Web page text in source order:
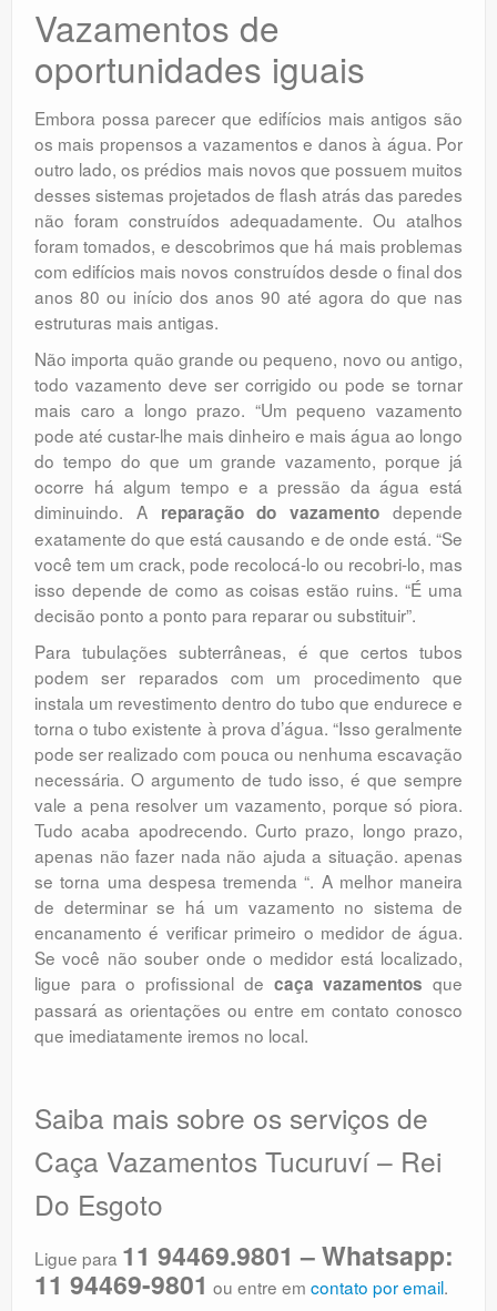
Vazamentos de
oportunidades iguais
Embora possa parecer que edifícios mais antigos são
os mais propensos a vazamentos e danos à água. Por
outro lado, os prédios mais novos que possuem muitos
desses sistemas projetados de flash atrás das paredes
não foram construídos adequadamente. Ou atalhos
foram tomados, e descobrimos que há mais problemas
com edifícios mais novos construídos desde o final dos
anos 80 ou início dos anos 90 até agora do que nas
estruturas mais antigas.
Não importa quão grande ou pequeno, novo ou antigo,
todo vazamento deve ser corrigido ou pode se tornar
mais caro a longo prazo. “Um pequeno vazamento
pode até custar-lhe mais dinheiro e mais água ao longo
do tempo do que um grande vazamento, porque já
ocorre há algum tempo e a pressão da água está
diminuindo. A reparação do vazamento depende
exatamente do que está causando e de onde está. “Se
você tem um crack, pode recolocá-lo ou recobri-lo, mas
isso depende de como as coisas estão ruins. “É uma
decisão ponto a ponto para reparar ou substituir”.
Para tubulações subterrâneas, é que certos tubos
podem ser reparados com um procedimento que
instala um revestimento dentro do tubo que endurece e
torna o tubo existente à prova d’água. “Isso geralmente
pode ser realizado com pouca ou nenhuma escavação
necessária. O argumento de tudo isso, é que sempre
vale a pena resolver um vazamento, porque só piora.
Tudo acaba apodrecendo. Curto prazo, longo prazo,
apenas não fazer nada não ajuda a situação. apenas
se torna uma despesa tremenda “. A melhor maneira
de determinar se há um vazamento no sistema de
encanamento é verificar primeiro o medidor de água.
Se você não souber onde o medidor está localizado,
ligue para o profissional de caça vazamentos que
passará as orientações ou entre em contato conosco
que imediatamente iremos no local.
Saiba mais sobre os serviços de
Caça Vazamentos Tucuruví – Rei
Do Esgoto
Ligue para 11 94469.9801 – Whatsapp:
11 94469-9801 ou entre em contato por email.